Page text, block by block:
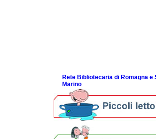
Rete Bibliotecaria di Romagna e
Marino